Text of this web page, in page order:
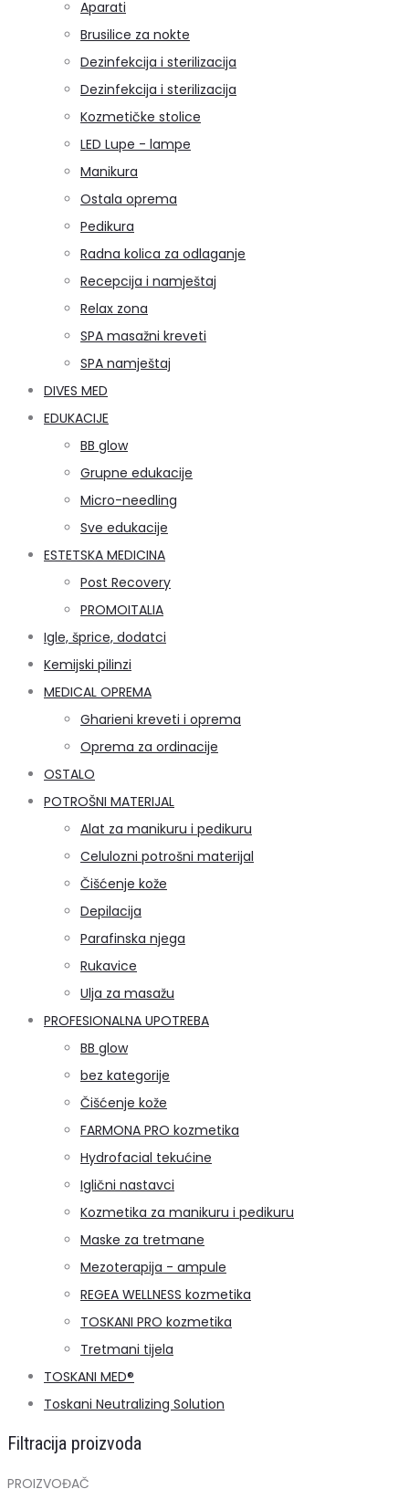
Aparati
Brusilice za nokte
Dezinfekcija i sterilizacija
Dezinfekcija i sterilizacija
Kozmetičke stolice
LED Lupe - lampe
Manikura
Ostala oprema
Pedikura
Radna kolica za odlaganje
Recepcija i namještaj
Relax zona
SPA masažni kreveti
SPA namještaj
DIVES MED
EDUKACIJE
BB glow
Grupne edukacije
Micro-needling
Sve edukacije
ESTETSKA MEDICINA
Post Recovery
PROMOITALIA
Igle, šprice, dodatci
Kemijski pilinzi
MEDICAL OPREMA
Gharieni kreveti i oprema
Oprema za ordinacije
OSTALO
POTROŠNI MATERIJAL
Alat za manikuru i pedikuru
Celulozni potrošni materijal
Čišćenje kože
Depilacija
Parafinska njega
Rukavice
Ulja za masažu
PROFESIONALNA UPOTREBA
BB glow
bez kategorije
Čišćenje kože
FARMONA PRO kozmetika
Hydrofacial tekućine
Iglični nastavci
Kozmetika za manikuru i pedikuru
Maske za tretmane
Mezoterapija - ampule
REGEA WELLNESS kozmetika
TOSKANI PRO kozmetika
Tretmani tijela
TOSKANI MED®️
Toskani Neutralizing Solution
Filtracija proizvoda
PROIZVOĐAČ